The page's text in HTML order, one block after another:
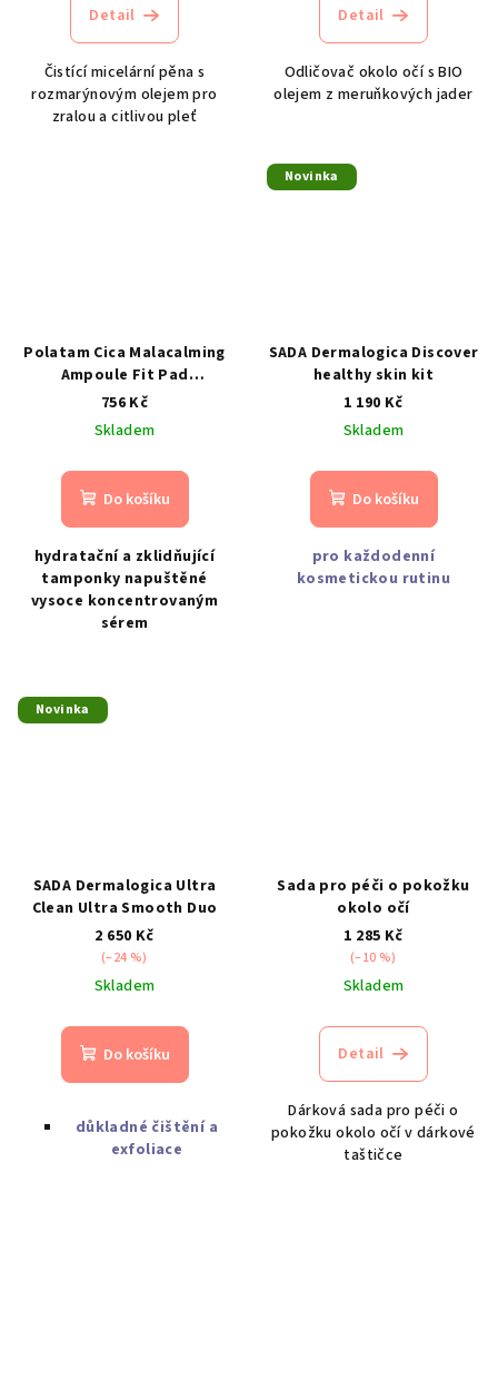
Detail
Čistící micelární pěna s
rozmarýnovým olejem pro
zralou a citlivou pleť
Detail
Odličovač okolo očí s BIO
olejem z meruňkových jader
Polatam Cica Malacalming
Ampoule Fit Pad
150ml/100ks- hydratační a
zklidňující tamponky
756 Kč
Skladem
Do košíku
hydratační a zklidňující
tamponky napuštěné
vysoce koncentrovaným
sérem
Novinka
SADA Dermalogica Discover
healthy skin kit
1 190 Kč
Skladem
Do košíku
pro každodenní
kosmetickou rutinu
Novinka
SADA Dermalogica Ultra
Clean Ultra Smooth Duo
2 650 Kč
(–24 %)
Skladem
Do košíku
důkladné čištění a
exfoliace
Sada pro péči o pokožku
okolo očí
1 285 Kč
(–10 %)
Skladem
Detail
Dárková sada pro péči o
pokožku okolo očí v dárkové
taštičce